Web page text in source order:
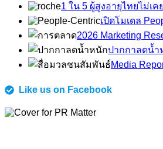
1 ใน 5 ผู้สูงอายุไทยไม่เ
เปิดโมเดล
2026 Marketing
ปากกาลดน้ำ
Media
Like us on Facebook